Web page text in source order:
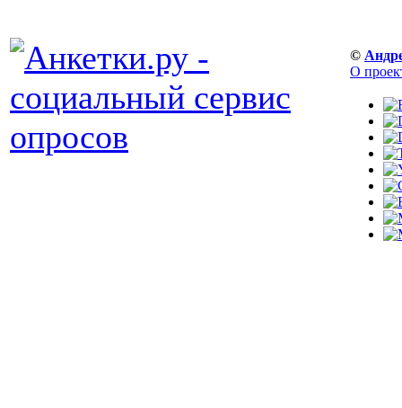
©
О